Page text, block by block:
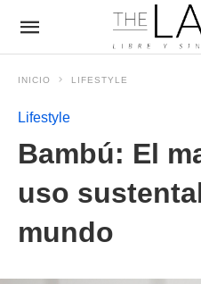
INICIO LIFESTYLE
Lifestyle
Bambú: El
uso
mundo